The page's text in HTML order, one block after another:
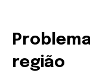
região